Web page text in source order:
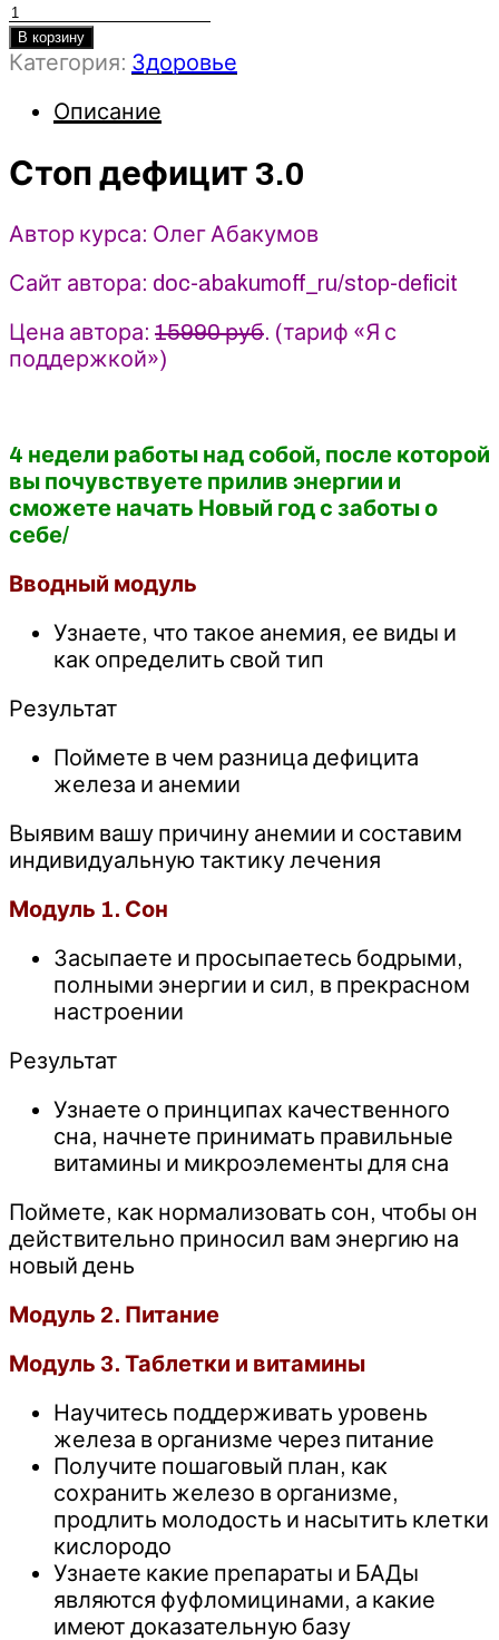
Количество
товара
Стоп
3.0
Олег
Абакумов
В корзину
Категория: Здоровье
Описание
Стоп дефицит 3.0
Автор курса: Олег Абакумов
Сайт автора: doc-abakumoff_ru/stop-deficit
Цена автора: 15990 руб. (тариф «Я с
поддержкой»)
4 недели работы над собой, после которой
вы почувствуете прилив энергии и
сможете начать Новый год с заботы о
себе/
Вводный модуль
Узнаете, что такое анемия, ее виды и
как определить свой тип
Результат
Поймете в чем разница дефицита
железа и анемии
Выявим вашу причину анемии и составим
индивидуальную тактику лечения
Модуль 1. Сон
Засыпаете и просыпаетесь бодрыми,
полными энергии и сил, в прекрасном
настроении
Результат
Узнаете о принципах качественного
сна, начнете принимать правильные
витамины и микроэлементы для сна
Поймете, как нормализовать сон, чтобы он
действительно приносил вам энергию на
новый день
Модуль 2. Питание
Модуль 3. Таблетки и витамины
Научитесь поддерживать уровень
железа в организме через питание
Получите пошаговый план, как
сохранить железо в организме,
продлить молодость и насытить клетки
кислородо
Узнаете какие препараты и БАДы
являются фуфломицинами, а какие
имеют доказательную базу